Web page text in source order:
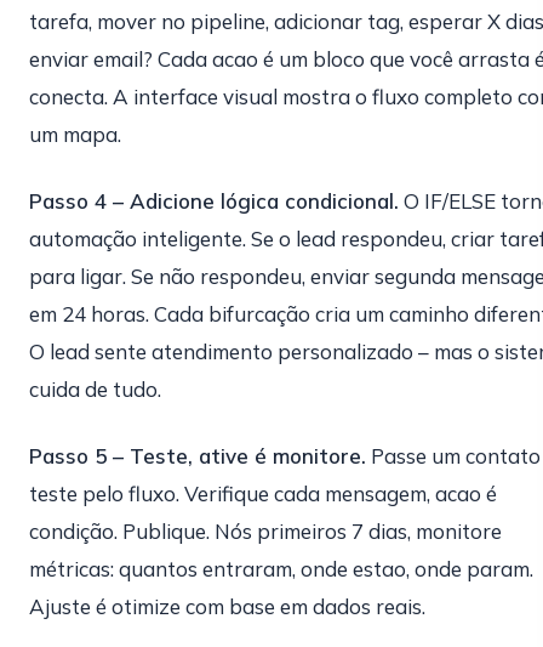
tarefa, mover no pipeline, adicionar tag, esperar X
enviar email? Cada acao é um bloco que você arrasta
conecta. A interface visual mostra o fluxo completo
um mapa.
Passo 4 – Adicione lógica condicional. O IF/ELSE
automação inteligente. Se o lead respondeu, criar
para ligar. Se não respondeu, enviar segunda
em 24 horas. Cada bifurcação cria um caminho
O lead sente atendimento personalizado – mas o
cuida de tudo.
Passo 5 – Teste, ative é monitore. Passe um
teste pelo fluxo. Verifique cada mensagem, acao é
condição. Publique. Nós primeiros 7 dias, monitore
métricas: quantos entraram, onde estao, onde param.
Ajuste é otimize com base em dados reais.